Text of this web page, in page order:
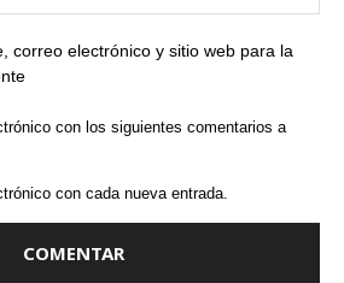
correo electrónico y sitio web para la
con los siguientes comentarios a
con cada nueva entrada.